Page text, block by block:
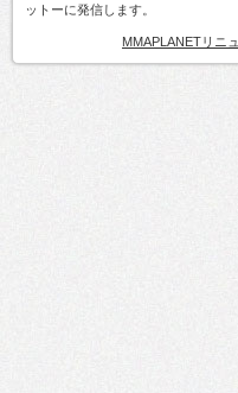
ットーに発信します。
MMAPLANETリニ